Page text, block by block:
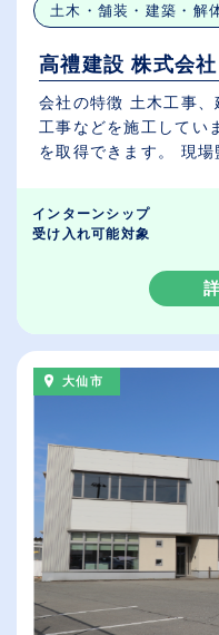
土木・舗装・建築・解
高禮建設 株式会社
会社の特徴 土木工事
工事などを施工してい
を取得できます。 現場
インターンシップ
受け入れ可能対象
大仙市